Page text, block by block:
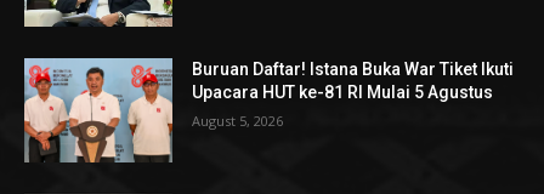
Buruan Daftar! Istana Buka War Tiket Ikuti
Upacara HUT ke-81 RI Mulai 5 Agustus
August 5, 2026